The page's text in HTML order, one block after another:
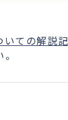
いての解説